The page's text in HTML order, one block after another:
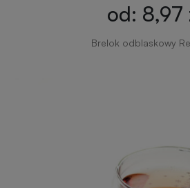
od: 8,97
Brelok odblaskowy